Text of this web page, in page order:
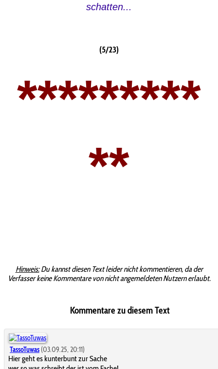
schatten...
(5/23)
*********
**
Hinweis:Du kannst diesen Text leider nicht kommentieren, da der
Verfasser keine Kommentare von nicht angemeldeten Nutzern erlaubt.
Kommentare zu diesem Text
TassoTuwas (03.09.25, 20:11)
Hier geht es kunterbunt zur Sache